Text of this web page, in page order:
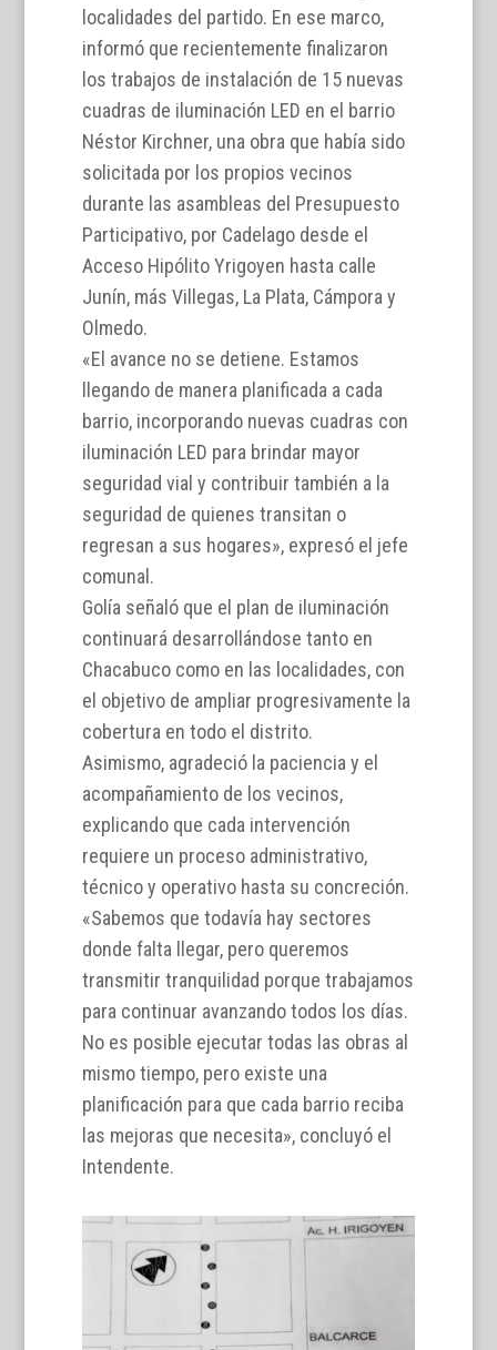
localidades del partido. En ese marco,
informó que recientemente finalizaron
los trabajos de instalación de 15 nuevas
cuadras de iluminación LED en el barrio
Néstor Kirchner, una obra que había sido
solicitada por los propios vecinos
durante las asambleas del Presupuesto
Participativo, por Cadelago desde el
Acceso Hipólito Yrigoyen hasta calle
Junín, más Villegas, La Plata, Cámpora y
Olmedo.
«El avance no se detiene. Estamos
llegando de manera planificada a cada
barrio, incorporando nuevas cuadras con
iluminación LED para brindar mayor
seguridad vial y contribuir también a la
seguridad de quienes transitan o
regresan a sus hogares», expresó el jefe
comunal.
Golía señaló que el plan de iluminación
continuará desarrollándose tanto en
Chacabuco como en las localidades, con
el objetivo de ampliar progresivamente la
cobertura en todo el distrito.
Asimismo, agradeció la paciencia y el
acompañamiento de los vecinos,
explicando que cada intervención
requiere un proceso administrativo,
técnico y operativo hasta su concreción.
«Sabemos que todavía hay sectores
donde falta llegar, pero queremos
transmitir tranquilidad porque trabajamos
para continuar avanzando todos los días.
No es posible ejecutar todas las obras al
mismo tiempo, pero existe una
planificación para que cada barrio reciba
las mejoras que necesita», concluyó el
Intendente.